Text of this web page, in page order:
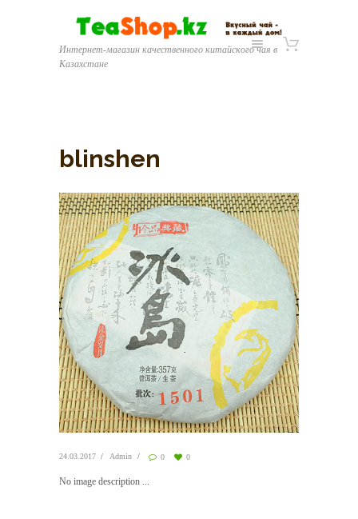
Интернет-магазин качественного китайского чая в
Казахстане
blinshen
24.03.2017 Admin 0 0
No image description ...